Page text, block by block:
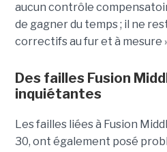
aucun contrôle
de gagner du temps ; il ne
correctifs au fur et à mesure
Des failles Fusion
inquiétantes
Les failles liées à Fusion
30, ont également posé